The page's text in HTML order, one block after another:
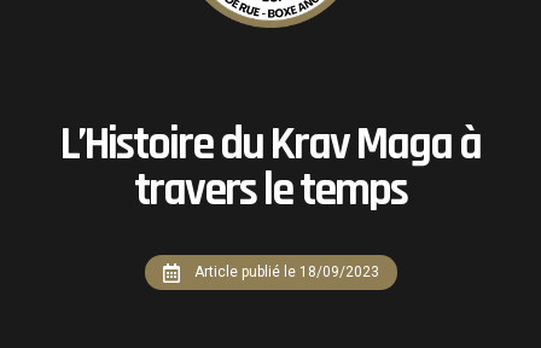
L’Histoire du Krav Maga à
travers le temps
Article publié le 18/09/2023